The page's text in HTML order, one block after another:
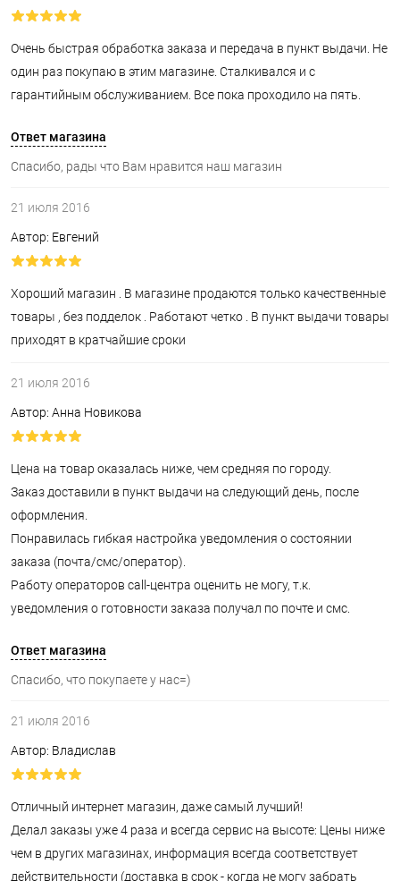
Очень быстрая обработка заказа и передача в пункт выдачи. Не
один раз покупаю в этим магазине. Сталкивался и с
гарантийным обслуживанием. Все пока проходило на пять.
Ответ магазина
Спасибо, рады что Вам нравится наш магазин
21 июля 2016
Автор: Евгений
Хороший магазин . В магазине продаются только качественные
товары , без подделок . Работают четко . В пункт выдачи товары
приходят в кратчайшие сроки
21 июля 2016
Автор: Анна Новикова
Цена на товар оказалась ниже, чем средняя по городу.
Заказ доставили в пункт выдачи на следующий день, после
оформления.
Понравилась гибкая настройка уведомления о состоянии
заказа (почта/смс/оператор).
Работу операторов call-центра оценить не могу, т.к.
уведомления о готовности заказа получал по почте и смс.
Ответ магазина
Спасибо, что покупаете у нас=)
21 июля 2016
Автор: Владислав
Отличный интернет магазин, даже самый лучший!
Делал заказы уже 4 раза и всегда сервис на высоте: Цены ниже
чем в других магазинах, информация всегда соответствует
действительности (доставка в срок - когда не могу забрать